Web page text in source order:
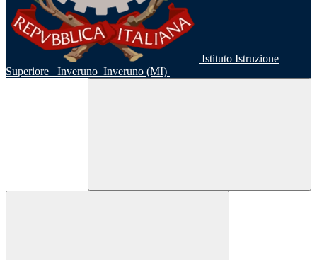
Istituto Istruzione
Superiore
Inveruno Inveruno (MI)